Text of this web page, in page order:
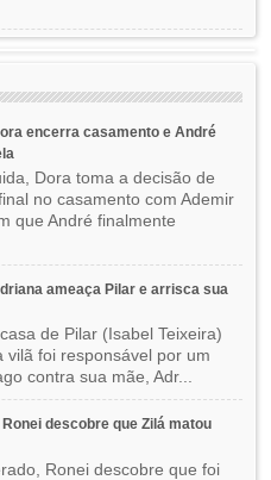
encerra casamento e André
Dora toma a decisão de
no casamento com Ademir
que André finalmente
ameaça Pilar e arrisca sua
de Pilar (Isabel Teixeira)
vilã foi responsável por um
contra sua mãe, Adr...
descobre que Zilá matou
Ronei descobre que foi